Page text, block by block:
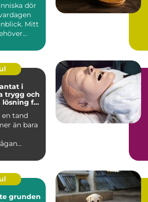
dör
Mitt
i
för
tand
än bara
flytta på...